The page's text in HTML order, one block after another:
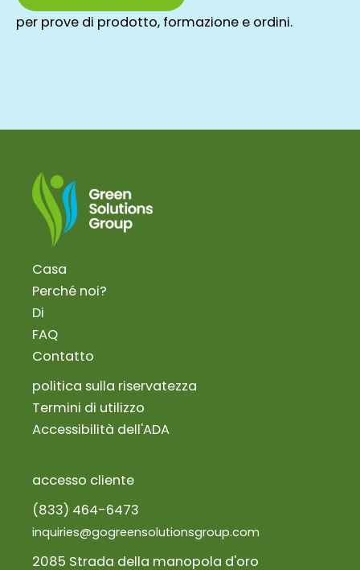
per prove di prodotto, formazione e ordini.
Casa
Perché noi?
Di
FAQ
Contatto
politica sulla riservatezza
Termini di utilizzo
Accessibilità dell'ADA
accesso cliente
(833) 464-6473
inquiries@gogreensolutionsgroup.com
2085 Strada della manopola d'oro